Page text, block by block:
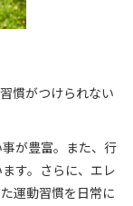
慣がつけられない
が豊富。また、行
す。さらに、エレ
運動習慣を日常に